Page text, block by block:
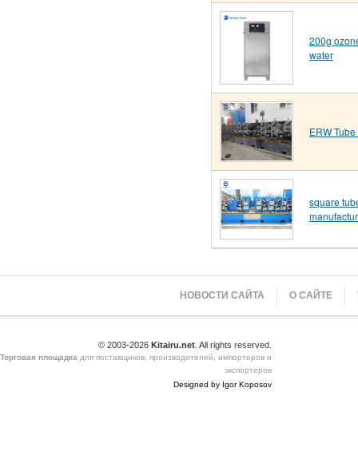
200g
water
ERW
square
НОВОСТИ САЙТА О САЙТЕ
© 2003-2026 Kitairu.net . All rights reserved.
Торговая площадка для поставщиков, производителей, импортеров и
экспортеров
Designed by Igor Koposov